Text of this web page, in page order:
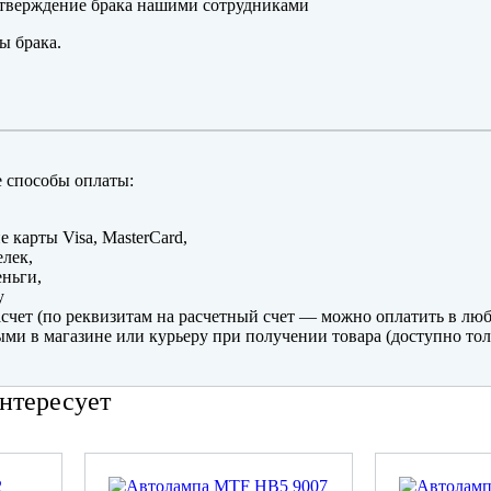
брака нашими сотрудниками
брака.
оплаты:
карты Visa, MasterCard,
(по реквизитам на расчетный счет — можно оплатить в
в магазине или курьеру при получении товара (доступно